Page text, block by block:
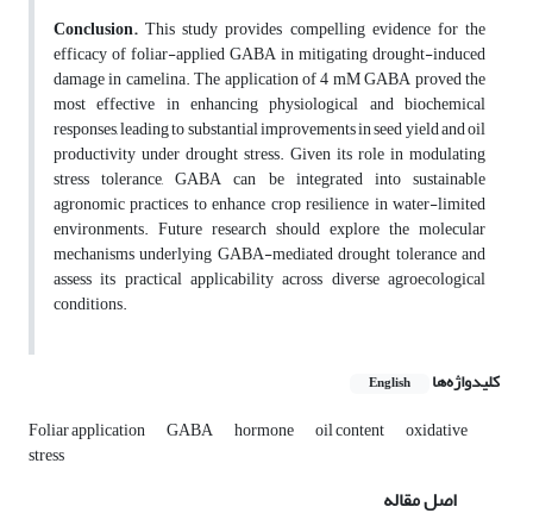
Conclusion.This study provides compelling evidence for the
efficacy of foliar-applied GABA in mitigating drought-induced
damage in camelina. The application of 4 mM GABA proved the
most effective in enhancing physiological and biochemical
responses, leading to substantial improvements in seed yield and oil
productivity under drought stress. Given its role in modulating
stress tolerance, GABA can be integrated into sustainable
agronomic practices to enhance crop resilience in water-limited
environments. Future research should explore the molecular
mechanisms underlying GABA-mediated drought tolerance and
assess its practical applicability across diverse agroecological
conditions.
کلیدواژه‌ها English
Foliar application GABA hormone oil content oxidative
stress
اصل مقاله